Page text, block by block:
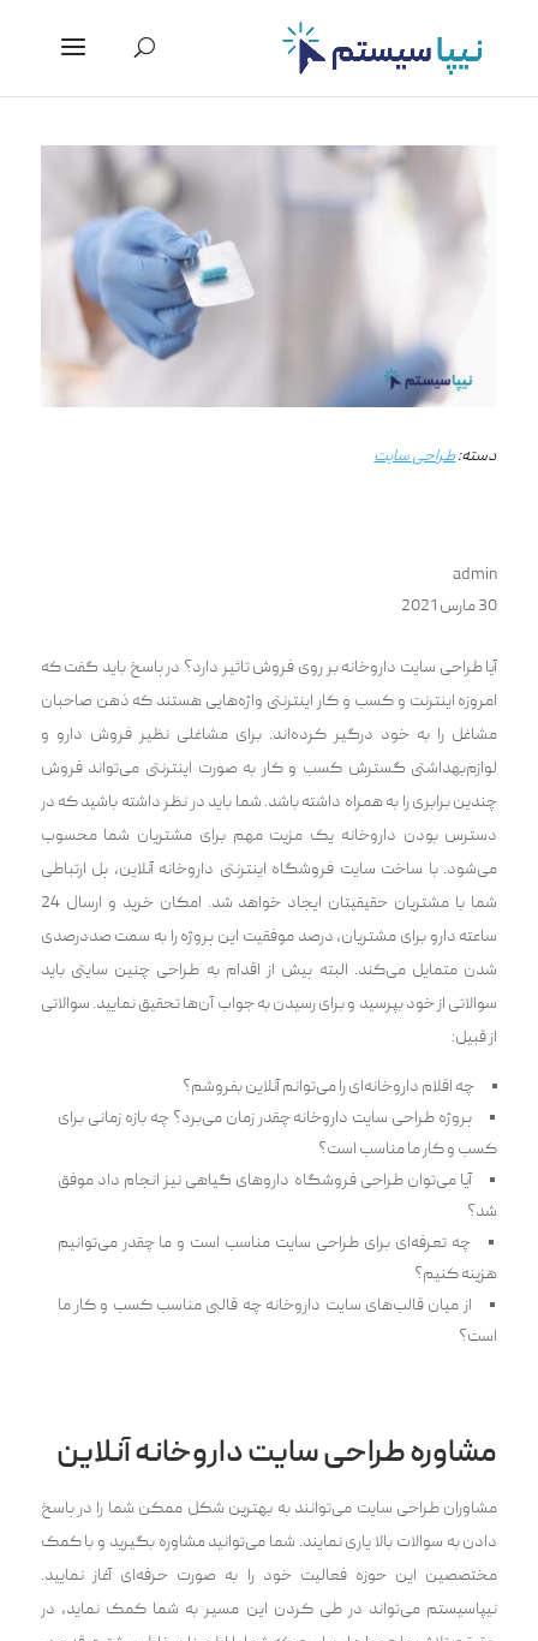
دسته:طراحی سایت
admin
30 مارس 2021
آیا طراحی سایت داروخانه بر روی فروش تاثیر دارد؟ در پاسخ باید گفت که
امروزه اینترنت و کسب و کار اینترنتی واژه‌هایی هستند که ذهن صاحبان
مشاغل را به خود درگیر کرده‌اند. برای مشاغلی نظیر فروش دارو و
لوازم‌بهداشتی گسترش کسب و کار به صورت اینترنتی می‌تواند فروش
چندین برابری را به همراه داشته باشد. شما باید در نظر داشته باشید که ‌در
دسترس بودن داروخانه یک مزیت مهم برای مشتریان شما محسوب
می‌شود. با ساخت سایت فروشگاه اینترنتی داروخانه آنلاین، پل ارتباطی
شما با مشتریان حقیقیتان ایجاد خواهد شد. امکان خرید و ارسال 24
ساعته دارو برای مشتریان‌، ‌درصد موفقیت این پروژه را به سمت صددرصدی
شدن متمایل می‌کند. البته پیش از اقدام به طراحی چنین سایتی باید
سوالاتی از خود بپرسید و برای رسیدن به جواب آن‌ها تحقیق نمایید. سوالاتی
از قبیل:
چه اقلام داروخانه‌ای را می‌توانم آنلاین بفروشم؟
پروژه طراحی سایت داروخانه چقدر زمان می‌برد؟ چه بازه زمانی برای
کسب و کار ما مناسب است؟
آیا می‌توان طراحی فروشگاه داروهای گیاهی نیز انجام داد موفق
شد؟
چه تعرفه‌‌ای برای طراحی سایت مناسب است و ما چقدر می‌توانیم
هزینه کنیم؟
از میان قالب‌های سایت داروخانه چه قالبی مناسب کسب و کار ما
است؟
مشاوره طراحی سایت داروخانه آنلاین
مشاوران طراحی سایت می‌توانند به بهترین شکل ممکن شما را در پاسخ
دادن به سوالات بالا یاری نمایند. شما می‌توانید مشاوره بگیرید و با کمک
مختصصین این حوزه فعالیت خود را به صورت حرفه‌ای آغاز نمایید.
نیپاسیستم می‌تواند در طی کردن این مسیر به شما کمک نماید، در